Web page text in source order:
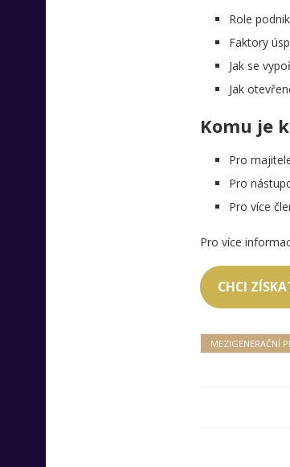
Role
Faktory
Jak se
Jak
Komu je
Pro
Pro
Pro více
Pro více
CHCI
MEZIGENERAČNÍ